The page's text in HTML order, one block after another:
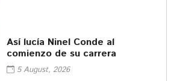
Así lucía Ninel Conde al
comienzo de su carrera
5 August, 2026